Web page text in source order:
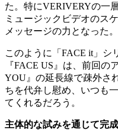
た。特にVERIVERYの一
ミュージックビデオのス
メッセージの力となった。
このように「FACE it」シ
『FACE US』は、前回の
YOU』の延長線で疎外さ
ちを代弁し慰め、いつも
てくれるだろう。
主体的な試みを通じて完